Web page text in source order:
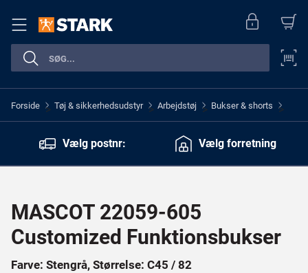
Forside > Tøj & sikkerhedsudstyr > Arbejdstøj > Bukser & shorts >
Vælg postnr: Vælg forretning
MASCOT 22059-605
Customized Funktionsbukser
Farve: Stengrå, Størrelse: C45 / 82